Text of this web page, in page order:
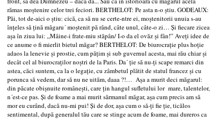
rămas moştenire celor trei feciori. BERTHELOT: Pe asta n-o ştiu. GODEAUX:
Păi, tot de-aici o ştiu: cică, ca să nu se certe-ntre ei, moştenitorii unuia s-au
înţeles să ţină măgaru´ moştenit pă rând, câte unul, câte-o zi… Şi fiecare zicea
aşa în ziua lui: „Mâine-i frate-miu stăpân/ I-o da el ovăz şi fân!” Aveţi idee de
ce anume o fi mierlit bietul măgar? BERTHELOT: De biurocraţie plus hoţie
adaos la lenevie şi prostie, cum păţim şi sub guvernul acesta, mai rău chiar şi
decât cel al biurocraţilor noştri de la Paris. Da´ ţie să nu-ţi scape remarci din
astea, căci suntem, ca la o legaţie, cu zâmbetul plătit de statul francez şi cu
porunca să vedem, dar să nu ne uităm, daaa ?!… Aşa a murit deci măgarul:
din păcate obişnuite româneşti, care ţin hangul sufletului lor mare, talentelor,
n´est-ce pas. Şi de foame a mai murit sărmanul măgar, aşa cum precis am să
mor eu curând, dacă nu-mi pui! Şi de dor, aşa cum o să-ţi fie ţie, ticălos
sentimental, după generalul tău care se stinge acum de foame, mai dureros ca